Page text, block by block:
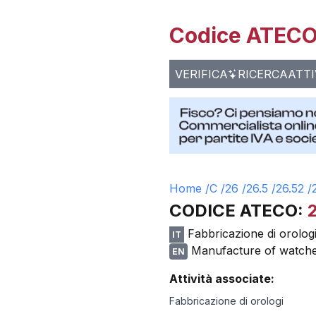
Codice
VERIFICA RICERCA
Home /C /26 /26.5 /26.52 /
CODICE ATECO:
IT Fabbricazione di orologi
EN
Manufacture of
Attività associate:
Fabbricazione di orologi